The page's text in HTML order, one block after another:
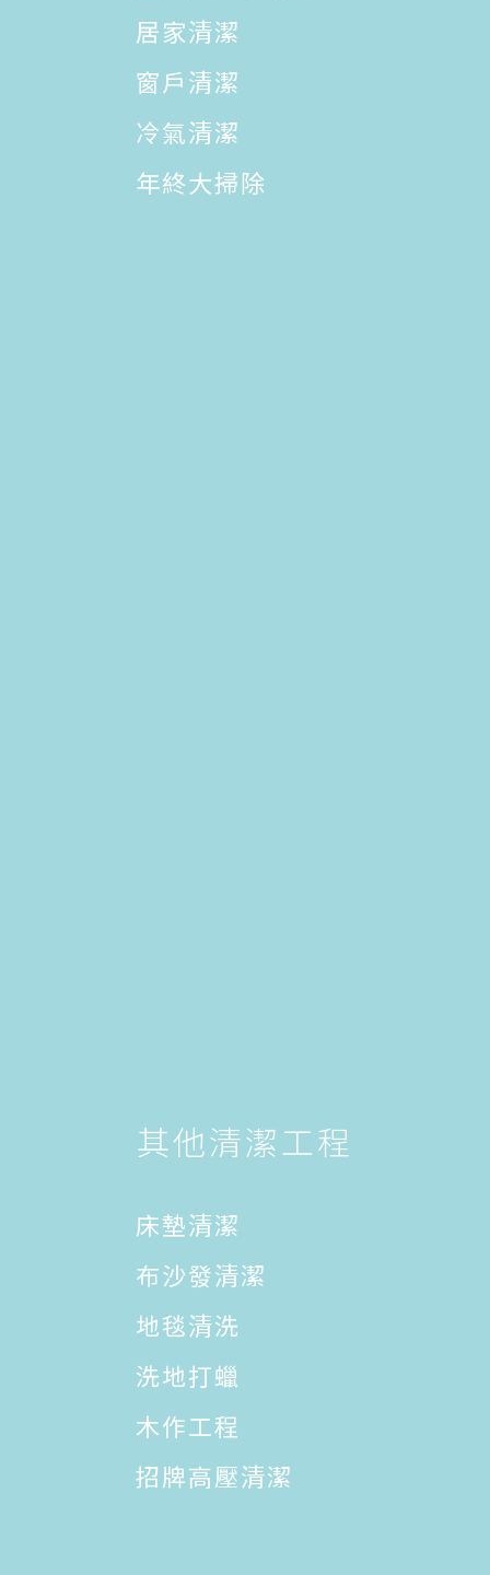
居家清潔
窗戶清潔
冷氣清潔
年終大掃除
其他清潔工程
床墊清潔
布沙發清潔
地毯清洗
洗地打蠟
木作工程
招牌高壓清潔